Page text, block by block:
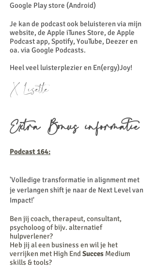
Google Play store (Android)
Je kan de podcast ook beluisteren via mijn
website, de Apple iTunes Store, de Apple
Podcast app, Spotify, YouTube, Deezer en
oa. via Google Podcasts.
Heel veel luisterplezier en En(ergy)Joy!
X Lisette
Extra Bonus informatie
Podcast 164:
'Volledige transformatie in alignment met
je verlangen shift je naar de Next Level van
Impact!'
Ben jij coach, therapeut, consultant,
psycholoog of bijv. alternatief
hulpverlener?
Heb jij al een business en wil je het
verrijken met High End Succes Medium
skills & tools?